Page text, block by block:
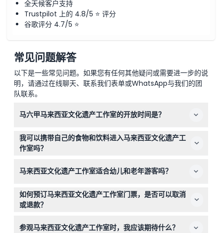
全天候客户支持
Trustpilot 上的 4.8/5 ⭐ 评分
谷歌评分 4.7/5 ⭐
常见问题解答
以下是一些常见问题。如果您有任何其他疑问或需要进一步的说
明，请通过在线聊天、联系我们表单或WhatsApp与我们的团
队联系。
马六甲马来西亚文化遗产工作室的开放时间是？
马来西亚文化遗产工作室每天上午10:00至下午6:00开放，
最后购票时间为下午5:00（可能会有变动——请在预订时确
认）。
我可以携带自己的食物和饮料进入马来西亚文化遗产工
作室吗？
请计划在场馆外或附近区域享用食物。
马来西亚文化遗产工作室适合幼儿和老年游客吗？
适合！0-3岁的儿童免费入场，4-12岁的儿童购买儿童票，
13岁及以上的游客购买成人票。某些区域可能有楼梯，对婴
儿车或轮椅可能会有挑战。
如何预订马来西亚文化遗产工作室门票，是否可以取消
或退款？
予退款且不可取消，因此请务必谨慎选择日期和时间。
参观马来西亚文化遗产工作室时，我应该期待什么？